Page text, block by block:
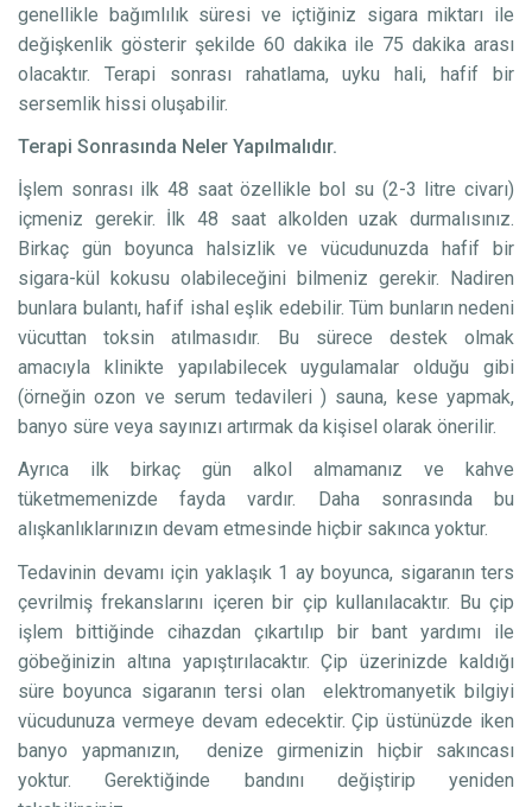
genellikle bağımlılık süresi ve içtiğiniz sigara miktarı ile
değişkenlik gösterir şekilde 60 dakika ile 75 dakika arası
olacaktır. Terapi sonrası rahatlama, uyku hali, hafif bir
sersemlik hissi oluşabilir.
Terapi Sonrasında Neler Yapılmalıdır.
İşlem sonrası ilk 48 saat özellikle bol su (2-3 litre civarı)
içmeniz gerekir. İlk 48 saat alkolden uzak durmalısınız.
Birkaç gün boyunca halsizlik ve vücudunuzda hafif bir
sigara-kül kokusu olabileceğini bilmeniz gerekir. Nadiren
bunlara bulantı, hafif ishal eşlik edebilir. Tüm bunların nedeni
vücuttan toksin atılmasıdır. Bu sürece destek olmak
amacıyla klinikte yapılabilecek uygulamalar olduğu gibi
(örneğin ozon ve serum tedavileri ) sauna, kese yapmak,
banyo süre veya sayınızı artırmak da kişisel olarak önerilir.
Ayrıca ilk birkaç gün alkol almamanız ve kahve
tüketmemenizde fayda vardır. Daha sonrasında bu
alışkanlıklarınızın devam etmesinde hiçbir sakınca yoktur.
Tedavinin devamı için yaklaşık 1 ay boyunca, sigaranın ters
çevrilmiş frekanslarını içeren bir çip kullanılacaktır. Bu çip
işlem bittiğinde cihazdan çıkartılıp bir bant yardımı ile
göbeğinizin altına yapıştırılacaktır. Çip üzerinizde kaldığı
süre boyunca sigaranın tersi olan elektromanyetik bilgiyi
vücudunuza vermeye devam edecektir. Çip üstünüzde iken
banyo yapmanızın, denize girmenizin hiçbir sakıncası
yoktur. Gerektiğinde bandını değiştirip yeniden